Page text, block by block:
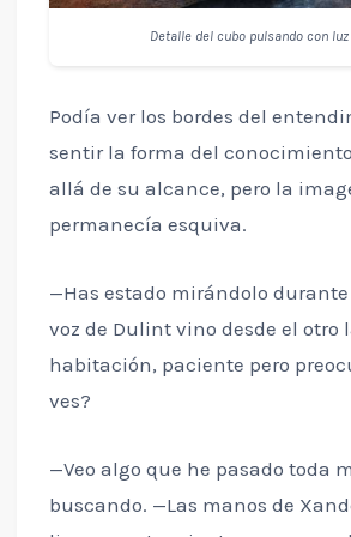
Detalle del cubo pulsando con
Podía ver los bordes del
sentir la forma del
allá de su alcance, pero la
permanecía esquiva.
—Has estado mirándolo
voz de Dulint vino desde el otro
habitación, paciente pero
ves?
—Veo algo que he pasado toda
buscando. —Las manos de